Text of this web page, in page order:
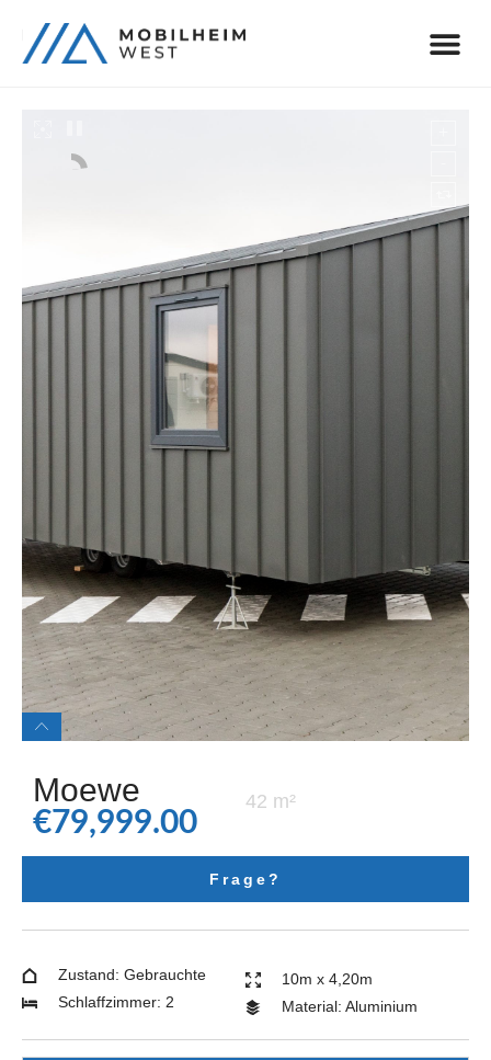
Moewe
€79,999.00
42 m²
Frage?
Zustand: Gebrauchte
Schlaffzimmer: 2
10m x 4,20m
Material: Aluminium